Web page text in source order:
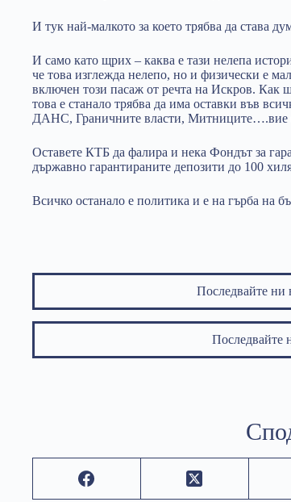
И тук най-малкото за което трябва да става
И само като щрих – каква е тази нелепа
че това изглежда нелепо, но и физически е
включен този пасаж от речта на Искров. Как
това е станало трябва да има оставки във
ДАНС, Граничните власти, Митниците….вие
Оставете КТБ да фалира и нека Фондът за
държавно гарантираните депозити до 100
Всичко останало е политика и е на гърба на
Последвайте ни
Последвайте